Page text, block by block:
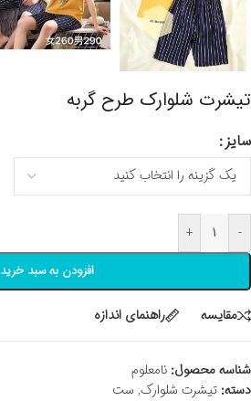
تیشرت شلوارک طرح گربه
سایز
-
+
افزودن به سبد خرید
مقايسه راهنمای اندازه
شناسه محصول: نامعلوم
دسته: تیشرت شلوارک, ست